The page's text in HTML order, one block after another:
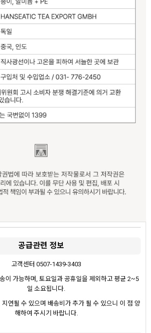
공급관련 정보
고객센터 0507-1439-3403
이 가능하며, 토요일과 공휴일을 제외하고 평균 2~5
일 소요됩니다.
연될 수 있으며 배송비가 추가 될 수 있으니 이 점 양
해하여 주시기 바랍니다.